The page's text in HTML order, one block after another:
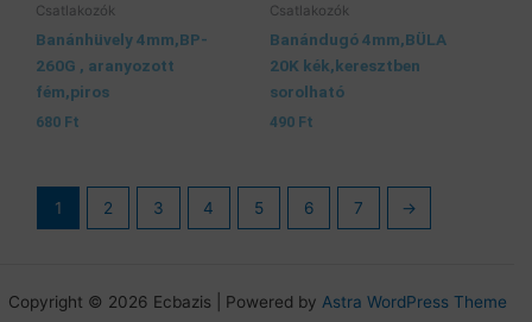
Csatlakozók
Banánhüvely 4mm,BP-
260G , aranyozott
fém,piros
680 Ft
Csatlakozók
Banándugó 4mm,BÜLA
20K kék,keresztben
sorolható
490 Ft
1 2 3 4 5 6 7 →
Copyright © 2026 Ecbazis | Powered by Astra WordPress Theme